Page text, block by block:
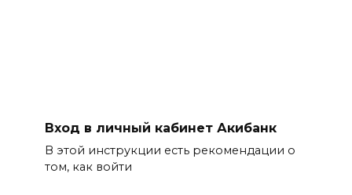
Вход в личный кабинет Акибанк
В этой инструкции есть рекомендации о
том, как войти